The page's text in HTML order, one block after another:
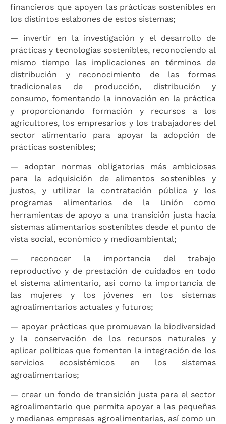
financieros que apoyen las prácticas sostenibles en
los distintos eslabones de estos sistemas;
— invertir en la investigación y el desarrollo de
prácticas y tecnologías sostenibles, reconociendo al
mismo tiempo las implicaciones en términos de
distribución y reconocimiento de las formas
tradicionales de producción, distribución y
consumo, fomentando la innovación en la práctica
y proporcionando formación y recursos a los
agricultores, los empresarios y los trabajadores del
sector alimentario para apoyar la adopción de
prácticas sostenibles;
— adoptar normas obligatorias más ambiciosas
para la adquisición de alimentos sostenibles y
justos, y utilizar la contratación pública y los
programas alimentarios de la Unión como
herramientas de apoyo a una transición justa hacia
sistemas alimentarios sostenibles desde el punto de
vista social, económico y medioambiental;
— reconocer la importancia del trabajo
reproductivo y de prestación de cuidados en todo
el sistema alimentario, así como la importancia de
las mujeres y los jóvenes en los sistemas
agroalimentarios actuales y futuros;
— apoyar prácticas que promuevan la biodiversidad
y la conservación de los recursos naturales y
aplicar políticas que fomenten la integración de los
servicios ecosistémicos en los sistemas
agroalimentarios;
— crear un fondo de transición justa para el sector
agroalimentario que permita apoyar a las pequeñas
y medianas empresas agroalimentarias, así como un